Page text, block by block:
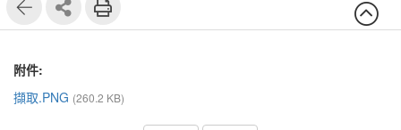
附件:
擷取.PNG (260.2 KB)